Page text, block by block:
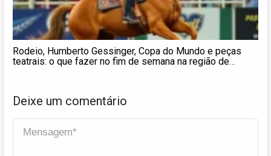
Rodeio, Humberto Gessinger, Copa do Mundo e peças
teatrais: o que fazer no fim de semana na região de
Deixe um comentário